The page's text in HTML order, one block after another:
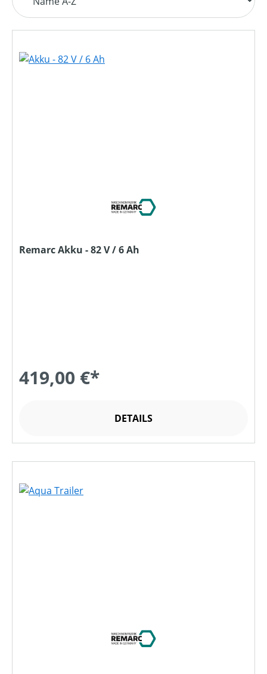
Remarc Akku - 82 V / 6 Ah
419,00 €*
DETAILS